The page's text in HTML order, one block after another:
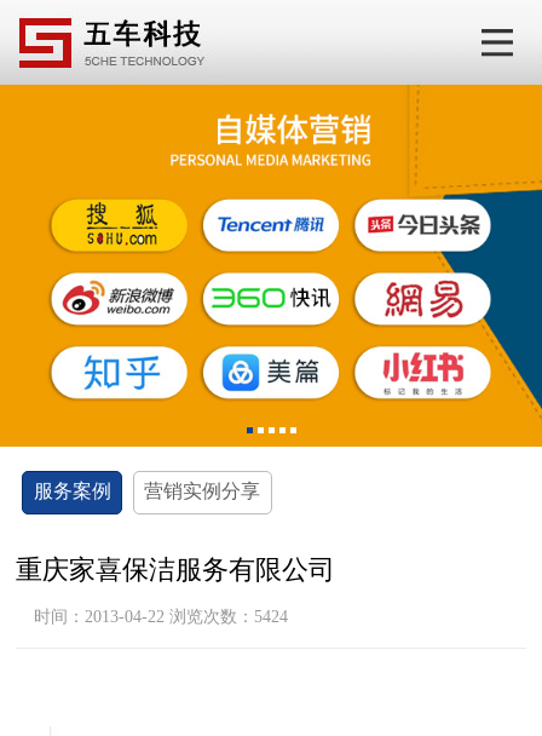
12345
服务案例 营销实例分享
重庆家喜保洁服务有限公司
时间：2013-04-22 浏览次数：5424